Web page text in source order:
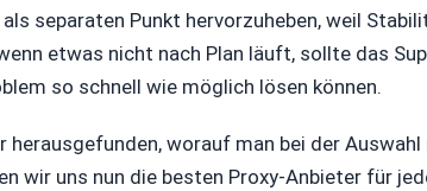
separaten Punkt hervorzuheben, weil
etwas nicht nach Plan läuft, sollte das
so schnell wie möglich lösen können.
herausgefunden, worauf man bei der
wir uns nun die besten Proxy-Anbieter für